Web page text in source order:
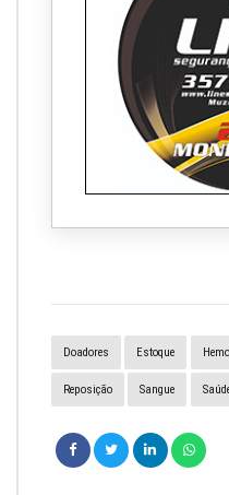
Doadores Estoque
Reposição Sangue